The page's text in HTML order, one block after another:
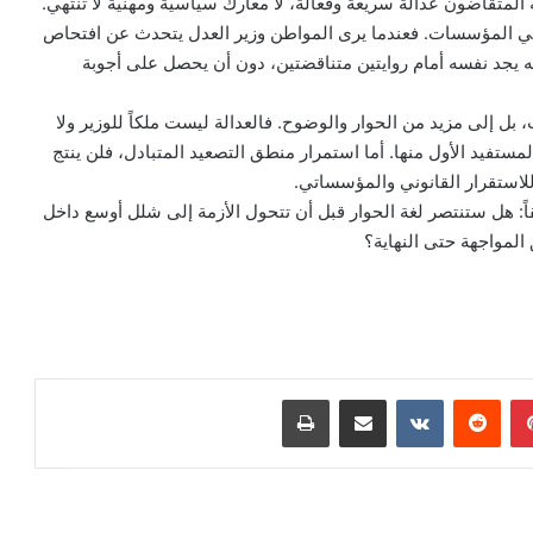
المؤسسات. فعندما يرى المواطن وزير العدل يتحدث عن افتحاص
يجد نفسه أمام روايتين متناقضتين، دون أن يحصل على أجوبة
بل إلى مزيد من الحوار والوضوح. فالعدالة ليست ملكاً للوزير ولا
الأول منها. أما استمرار منطق التصعيد المتبادل، فلن ينتج
القانوني والمؤسساتي.
هل ستنتصر لغة الحوار قبل أن تتحول الأزمة إلى شلل أوسع داخل
حتى النهاية؟
بينتيريست مشاركة عبر البريد طباعة